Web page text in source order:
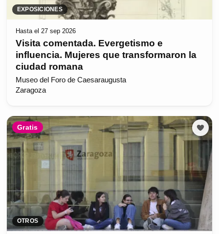
EXPOSICIONES
Hasta el 27 sep 2026
Visita comentada. Evergetismo e
influencia. Mujeres que transformaron la
ciudad romana
Museo del Foro de Caesaraugusta
Zaragoza
Gratis
OTROS